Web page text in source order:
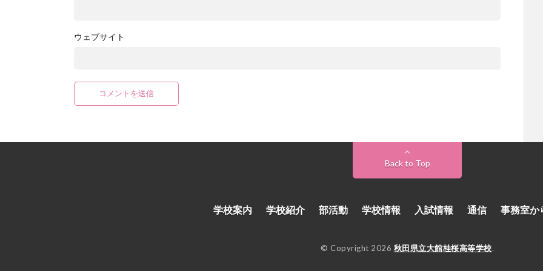
ウェブサイト
Back to Top
学校案内 学校紹介 部活動 学校情報 入試情報 通信 事務室か
© Copyright 2026 秋田県立大館桂桜高等学校.